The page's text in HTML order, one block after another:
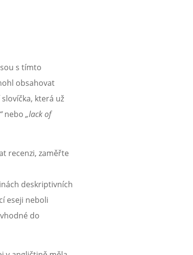
s tímto
obsahovat
která už
nebo „lack of
recenzi, zaměřte
deskriptivních
eseji neboli
do